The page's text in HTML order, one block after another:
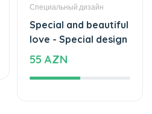
Специальный дизайн
Special and beautiful
love - Special design
55 AZN